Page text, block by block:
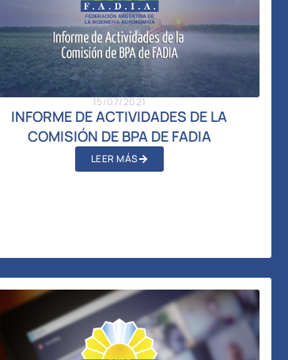
15/07/2021
INFORME DE ACTIVIDADES DE LA
COMISIÓN DE BPA DE FADIA
LEER MÁS